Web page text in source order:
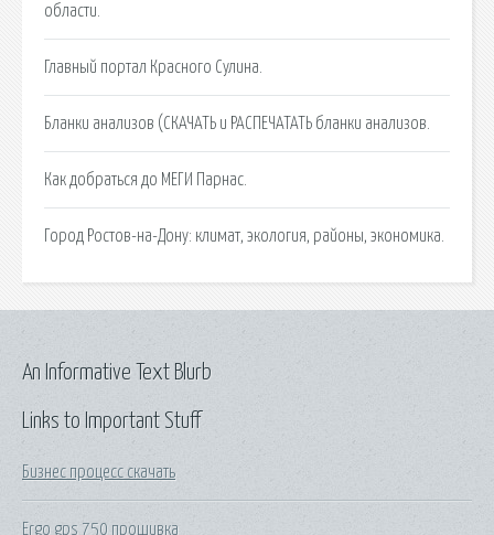
области.
Главный портал Красного Сулина.
Бланки анализов (СКАЧАТЬ и РАСПЕЧАТАТЬ бланки анализов.
Как добраться до МЕГИ Парнас.
Город Ростов-на-Дону: климат, экология, районы, экономика.
Links to Important Stuff
Бизнес процесс скачать
Ergo gps 750 прошивка
An Informative Text Blurb